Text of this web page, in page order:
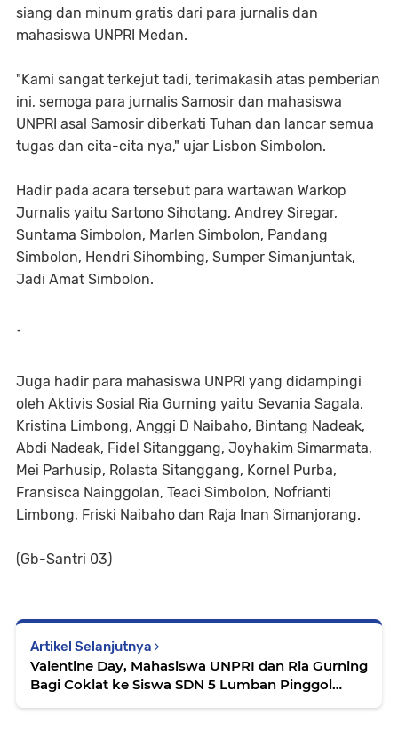
siang dan minum gratis dari para jurnalis dan
mahasiswa UNPRI Medan.
"Kami sangat terkejut tadi, terimakasih atas pemberian
ini, semoga para jurnalis Samosir dan mahasiswa
UNPRI asal Samosir diberkati Tuhan dan lancar semua
tugas dan cita-cita nya," ujar Lisbon Simbolon.
Hadir pada acara tersebut para wartawan Warkop
Jurnalis yaitu Sartono Sihotang, Andrey Siregar,
Suntama Simbolon, Marlen Simbolon, Pandang
Simbolon, Hendri Sihombing, Sumper Simanjuntak,
Jadi Amat Simbolon.
-
Juga hadir para mahasiswa UNPRI yang didampingi
oleh Aktivis Sosial Ria Gurning yaitu Sevania Sagala,
Kristina Limbong, Anggi D Naibaho, Bintang Nadeak,
Abdi Nadeak, Fidel Sitanggang, Joyhakim Simarmata,
Mei Parhusip, Rolasta Sitanggang, Kornel Purba,
Fransisca Nainggolan, Teaci Simbolon, Nofrianti
Limbong, Friski Naibaho dan Raja Inan Simanjorang.
(Gb-Santri 03)
Artikel Selanjutnya
Valentine Day, Mahasiswa UNPRI dan Ria Gurning
Bagi Coklat ke Siswa SDN 5 Lumban Pinggol